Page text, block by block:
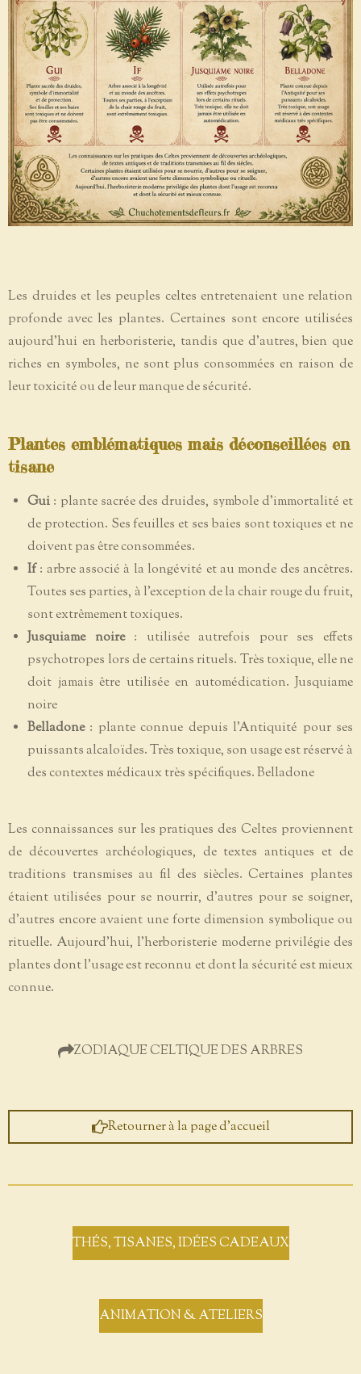
Les druides et les peuples celtes entretenaient une relation
profonde avec les plantes. Certaines sont encore utilisées
aujourd'hui en herboristerie, tandis que d'autres, bien que
riches en symboles, ne sont plus consommées en raison de
leur toxicité ou de leur manque de sécurité.
Plantes emblématiques mais déconseillées en
tisane
Gui : plante sacrée des druides, symbole d'immortalité et
de protection. Ses feuilles et ses baies sont toxiques et ne
doivent pas être consommées.
If: arbre associé à la longévité et au monde des ancêtres.
Toutes ses parties, à l'exception de la chair rouge du fruit,
sont extrêmement toxiques.
Jusquiame noire: utilisée autrefois pour ses effets
psychotropes lors de certains rituels. Très toxique, elle ne
doit jamais être utilisée en automédication. Jusquiame
noire
Belladone: plante connue depuis l'Antiquité pour ses
puissants alcaloïdes. Très toxique, son usage est réservé à
des contextes médicaux très spécifiques. Belladone
Les connaissances sur les pratiques des Celtes proviennent
de découvertes archéologiques, de textes antiques et de
traditions transmises au fil des siècles. Certaines plantes
étaient utilisées pour se nourrir, d'autres pour se soigner,
d'autres encore avaient une forte dimension symbolique ou
rituelle. Aujourd'hui, l'herboristerie moderne privilégie des
plantes dont l'usage est reconnu et dont la sécurité est mieux
connue.
ZODIAQUE CELTIQUE DES ARBRES
Retourner à la page d'accueil
THÉS, TISANES, IDÉES CADEAUX
ANIMATION & ATELIERS